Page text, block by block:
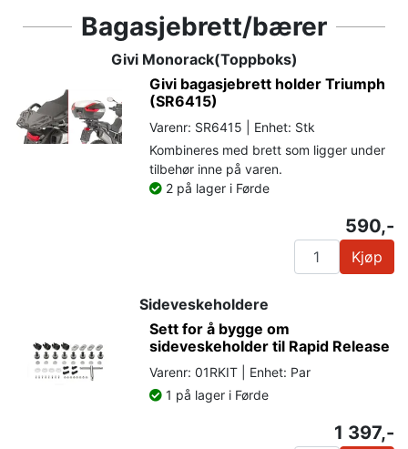
Bagasjebrett/bærer
Givi Monorack(Toppboks)
Givi bagasjebrett holder Triumph
(SR6415)
Varenr: SR6415 | Enhet: Stk
Kombineres med brett som ligger under
tilbehør inne på varen.
2 på lager i Førde
590,-
Kjøp
Sideveskeholdere
Sett for å bygge om
sideveskeholder til Rapid Release
Varenr: 01RKIT | Enhet: Par
1 på lager i Førde
1 397,-